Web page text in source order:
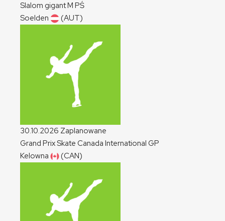
Slalom gigantM PŚ
Soelden
(AUT)
30.10.2026 Zaplanowane
Grand Prix Skate Canada International GP
Kelowna
(CAN)